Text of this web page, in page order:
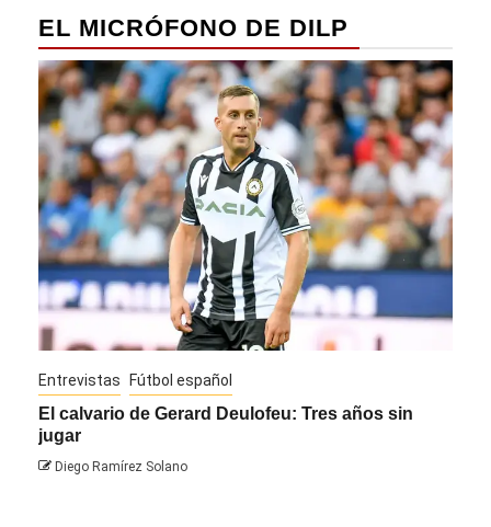
EL MICRÓFONO DE DILP
Entrevistas Fútbol español
El calvario de Gerard Deulofeu: Tres años sin
jugar
Diego Ramírez Solano